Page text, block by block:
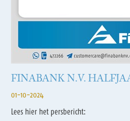
FINABANK N.V.
01-10-2024
Lees hier het persbericht: